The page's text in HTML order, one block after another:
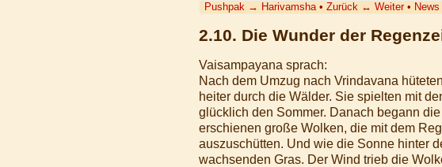
Pushpak → Harivamsha•Zurück ↔ Weiter• News
2.10. Die Wunder der
Vaisampayana sprach:
Nach dem Umzug nach Vrindavana
heiter durch die Wälder. Sie spielten mit
glücklich den Sommer. Danach begann
erschienen große Wolken, die mit dem
auszuschütten. Und wie die Sonne hinter
wachsenden Gras. Der Wind trieb die